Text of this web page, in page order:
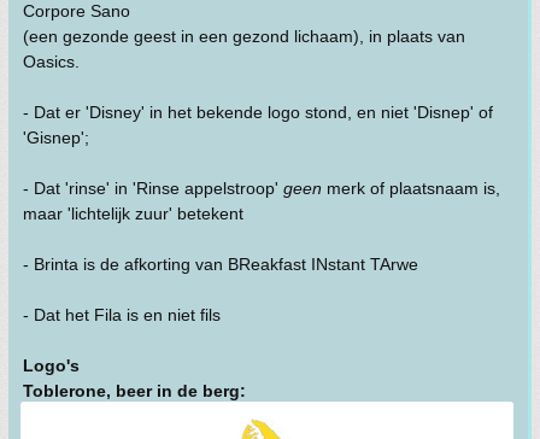
Corpore Sano
(een gezonde geest in een gezond lichaam), in plaats van
Oasics.
- Dat er 'Disney' in het bekende logo stond, en niet 'Disnep' of
'Gisnep';
- Dat 'rinse' in 'Rinse appelstroop' geen merk of plaatsnaam is,
maar 'lichtelijk zuur' betekent
- Brinta is de afkorting van BReakfast INstant TArwe
- Dat het Fila is en niet fils
Logo's
Toblerone, beer in de berg: